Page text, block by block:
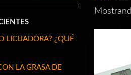
LICUADORA? ¿QUÉ
LA GRASA DE